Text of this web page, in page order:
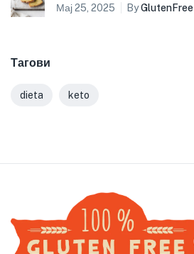
Мај 25, 2025
ByGlutenFree
Тагови
dieta keto